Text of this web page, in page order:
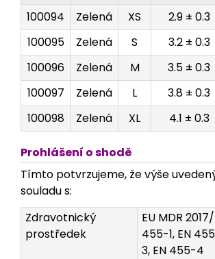
100094
Zelená XS 2.9 ± 0.3
100095
Zelená S 3.2 ± 0.3
100096
Zelená M 3.5 ± 0.3
100097
Zelená L 3.8 ± 0.3
100098
Zelená XL 4.1 ± 0.3
Prohlášení o shodě
Tímto potvrzujeme, že výše
souladu s:
Zdravotnický
prostředek
EU MDR
455-1, EN
3, EN 455-4